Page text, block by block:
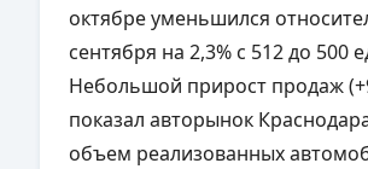
октябре уменьшился
сентября на 2,3% с 512 до 500
Небольшой прирост продаж
показал авторынок
объем реализованных